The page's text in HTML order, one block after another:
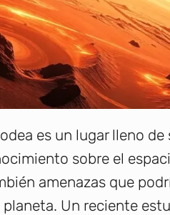
es un lugar lleno
sobre el
amenazas que
Un reciente